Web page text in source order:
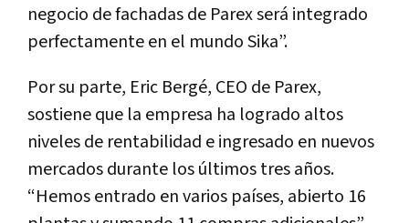
negocio de fachadas de Parex será integrado
perfectamente en el mundo Sika”.
Por su parte, Eric Bergé, CEO de Parex,
sostiene que la empresa ha logrado altos
niveles de rentabilidad e ingresado en nuevos
mercados durante los últimos tres años.
“Hemos entrado en varios países, abierto 16